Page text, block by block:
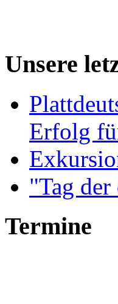
Unsere
Erfolg
"Tag
Termine